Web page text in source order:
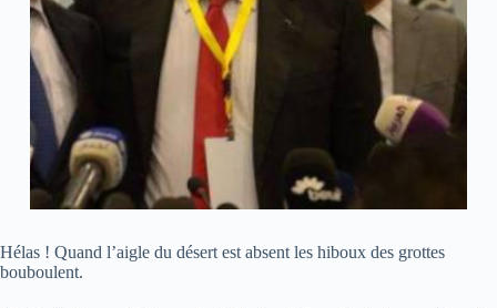
Hélas ! Quand l’aigle du désert est absent les hiboux des grottes
bouboulent.